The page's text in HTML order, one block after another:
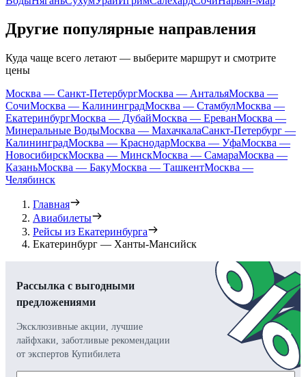
Другие популярные направления
Куда чаще всего летают — выберите маршрут и смотрите
цены
Москва — Санкт-ПетербургМосква — АнтальяМосква —
СочиМосква — КалининградМосква — СтамбулМосква —
ЕкатеринбургМосква — ДубайМосква — ЕреванМосква —
Минеральные ВодыМосква — МахачкалаСанкт-Петербург —
КалининградМосква — КраснодарМосква — УфаМосква —
НовосибирскМосква — МинскМосква — СамараМосква —
КазаньМосква — БакуМосква — ТашкентМосква —
Челябинск
Главная
Авиабилеты
Рейсы из Екатеринбурга
Екатеринбург — Ханты-Мансийск
Рассылка с выгодными
предложениями
Эксклюзивные акции, лучшие
лайфхаки, заботливые рекомендации
от экспертов Купибилета